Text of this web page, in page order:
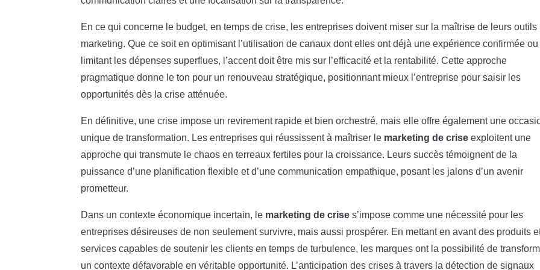
En ce qui concerne le budget, en temps de crise, les entreprises doivent miser sur la maîtrise de leurs outils
marketing. Que ce soit en optimisant l’utilisation de canaux dont elles ont déjà une expérience confirmée ou
limitant les dépenses superflues, l’accent doit être mis sur l’efficacité et la rentabilité. Cette approche
pragmatique donne le ton pour un renouveau stratégique, positionnant mieux l’entreprise pour saisir les
opportunités dès la crise atténuée.
En définitive, une crise impose un revirement rapide et bien orchestré, mais elle offre également une
unique de transformation. Les entreprises qui réussissent à maîtriser le marketing de crise exploitent une
approche qui transmute le chaos en terreaux fertiles pour la croissance. Leurs succès témoignent de la
puissance d’une planification flexible et d’une communication empathique, posant les jalons d’un avenir
prometteur.
Dans un contexte économique incertain, le marketing de crise s’impose comme une nécessité pour les
entreprises désireuses de non seulement survivre, mais aussi prospérer. En mettant en avant des produits
services capables de soutenir les clients en temps de turbulence, les marques ont la possibilité de
un contexte défavorable en véritable opportunité. L’anticipation des crises à travers la détection de signaux